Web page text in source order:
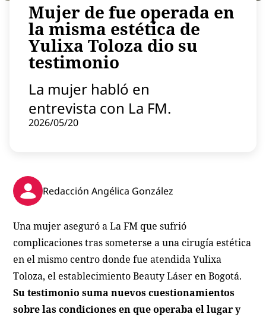
Más
Virales
Tecnología
Economía
Estilo de vida
Contenido patrocinado
Instagram
Mujer de fue operada en
la misma estética de
Yulixa Toloza dio su
testimonio
La mujer habló en
entrevista con La FM.
2026/05/20
Redacción Angélica González
Una mujer aseguró a La FM que sufrió
complicaciones tras someterse a una cirugía estética
en el mismo centro donde fue atendida Yulixa
Toloza, el establecimiento Beauty Láser en Bogotá.
Su testimonio suma nuevos cuestionamientos
sobre las condiciones en que operaba el lugar y